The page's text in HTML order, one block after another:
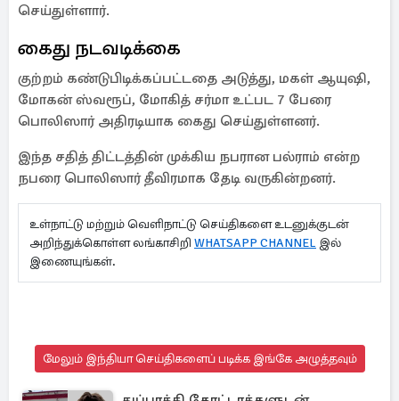
செய்துள்ளார்.
கைது நடவடிக்கை
குற்றம் கண்டுபிடிக்கப்பட்டதை அடுத்து, மகள் ஆயுஷி,
மோகன் ஸ்வரூப், மோகித் சர்மா உட்பட 7 பேரை
பொலிஸார் அதிரடியாக கைது செய்துள்ளனர்.
இந்த சதித் திட்டத்தின் முக்கிய நபரான பல்ராம் என்ற
நபரை பொலிஸார் தீவிரமாக தேடி வருகின்றனர்.
உள்நாட்டு மற்றும் வெளிநாட்டு செய்திகளை உடனுக்குடன்
அறிந்துக்கொள்ள லங்காசிறி WHATSAPP CHANNEL இல்
இணையுங்கள்.
மேலும் இந்தியா செய்திகளைப் படிக்க இங்கே அழுத்தவும்